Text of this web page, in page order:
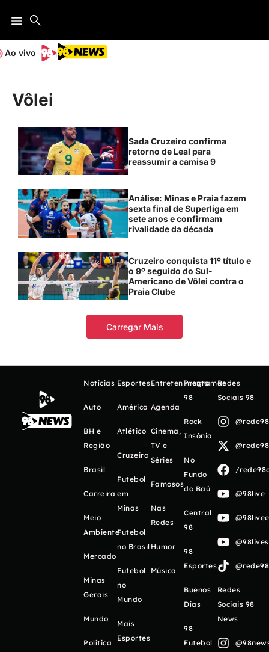
Ao vivo
Vôlei
Sada Cruzeiro confirma
retorno de Leal para
reassumir a camisa 9
Análise: Minas e Praia fazem
sexta final de Superliga em
sete anos e confirmam
rivalidade da década
Cruzeiro conquista 11º título e
o 9º seguido do Sul-
Americano de Vôlei contra o
Praia Clube
Carregar Mais
Notícias
Auto
BH e
Região
Brasil
Carreira
Meio
Ambiente
Mercado
Minas
Gerais
Mundo
Política
Esportes
América
Atlético
Cruzeiro
Futebol
em
Minas
Futebol
no Brasil
Futebol
no
Mundo
Mais
Esportes
Entretenimento
Agenda
Cinema,
TV e
Séries
Famosos
Nas
Redes
Humor
Música
Programas
98
Rock
Insônia
No
Fundo
do Baú
Central
98
98
Esportes
Buenos
Días
98
Futebol
Redes
Sociais 98
/
@98live
Redes
Sociais 98
News